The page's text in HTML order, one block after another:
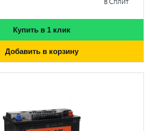
Купить в 1 клик
Добавить в корзину